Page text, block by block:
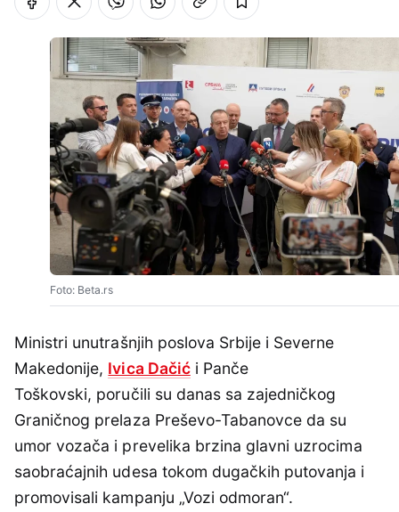
Foto: Beta.rs
Ministri unutrašnjih poslova Srbije i Severne
Makedonije, Ivica Dačići Panče
Toškovski, poručili su danas sa zajedničkog
Graničnog prelaza Preševo-Tabanovce da su
umor vozača i prevelika brzina glavni uzrocima
saobraćajnih udesa tokom dugačkih putovanja i
promovisali kampanju „Vozi odmoran“.